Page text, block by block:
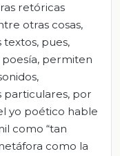
retóricas
otras cosas,
pues,
poesía, permiten
particulares, por
yo poético hable
como “tan
como la